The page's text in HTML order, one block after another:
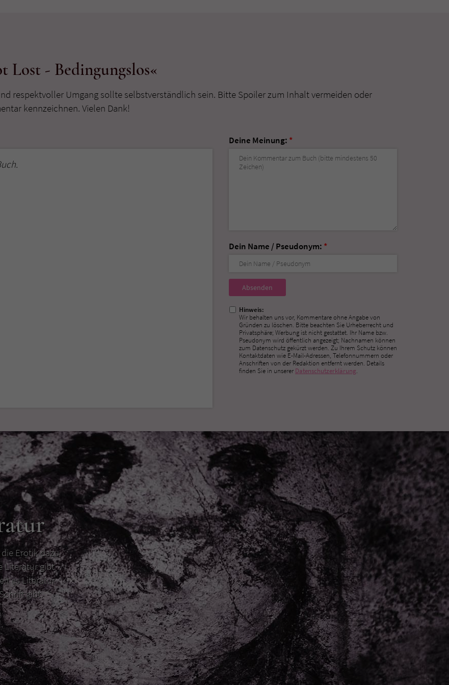
Lost - Bedingungslos«
respektvoller Umgang sollte selbstverständlich sein. Bitte Spoiler zum Inhalt vermeiden oder
kennzeichnen. Vielen Dank!
Deine Meinung: *
Dein Name / Pseudonym: *
Nicht
ausfüllen!
Hinweis:
Wir behalten uns vor, Kommentare ohne Angabe von
Gründen zu löschen. Bitte beachten Sie Urheberrecht und
Privatsphäre; Werbung ist nicht gestattet. Ihr Name bzw.
Pseudonym wird öffentlich angezeigt; Nachnamen können
zum Datenschutz gekürzt werden. Zu Ihrem Schutz können
Kontaktdaten wie E-Mail-Adressen, Telefonnummern oder
Anschriften von der Redaktion entfernt werden. Details
finden Sie in unserer Datenschutzerklärung.
Erotik dazu
Literatur gibt
es Literatur
gibt.